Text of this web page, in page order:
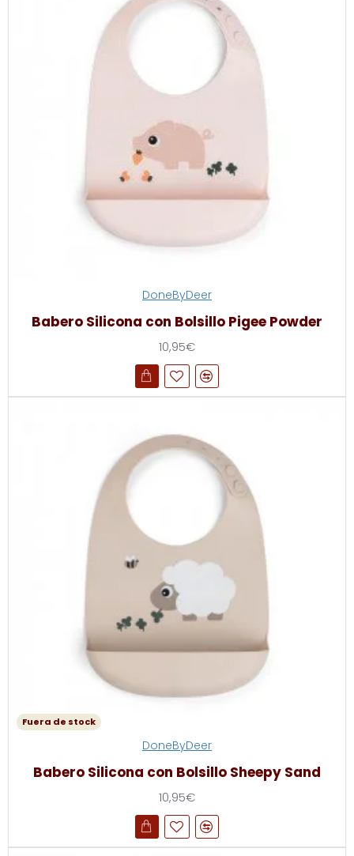
DoneByDeer
Babero Silicona con Bolsillo Pigee Powder
10,95€
Fuera de stock
DoneByDeer
Babero Silicona con Bolsillo Sheepy Sand
10,95€